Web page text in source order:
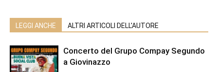
LEGGI ANCHE ALTRI ARTICOLI DELL'AUTORE
Concerto del Grupo Compay Segundo
a Giovinazzo